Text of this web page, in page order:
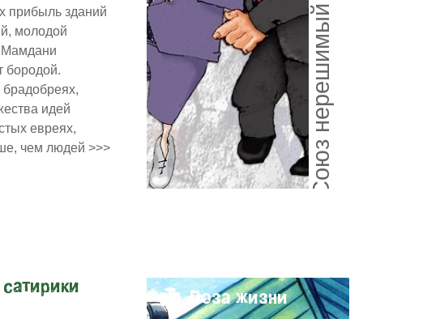
прибыль зданий
молодой
Мамдани
бородой.
идей
евреях,
чем людей >>>
Союз нерешимый
Поза жизни